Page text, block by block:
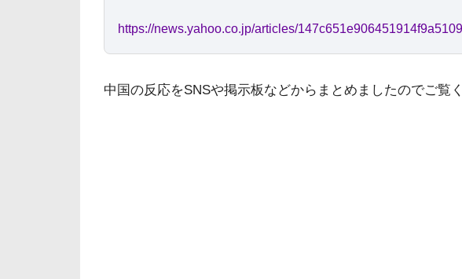
https://news.yahoo.co.jp/articles/
中国の反応をSNSや掲示板などからまとめましたのでご覧く